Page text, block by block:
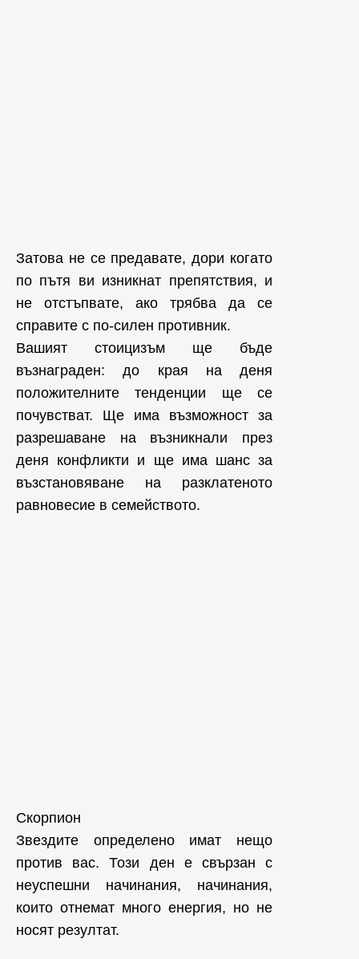
Затова не се предавате, дори когато
по пътя ви изникнат препятствия, и
не отстъпвате, ако трябва да се
справите с по-силен противник.
Вашият стоицизъм ще бъде
възнаграден: до края на деня
положителните тенденции ще се
почувстват. Ще има възможност за
разрешаване на възникнали през
деня конфликти и ще има шанс за
възстановяване на разклатеното
равновесие в семейството.
Скорпион
Звездите определено имат нещо
против вас. Този ден е свързан с
неуспешни начинания, начинания,
които отнемат много енергия, но не
носят резултат.